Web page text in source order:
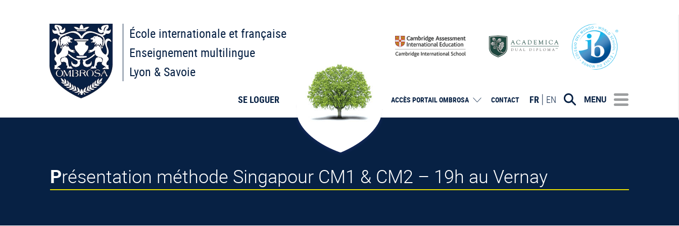
École internationale et française
Enseignement multilingue
Lyon & Savoie
SE LOGUER ACCÈS PORTAILOMBROSA CONTACT FR EN MENU
Présentation méthode Singapour CM1 & CM2 – 19h au Vernay